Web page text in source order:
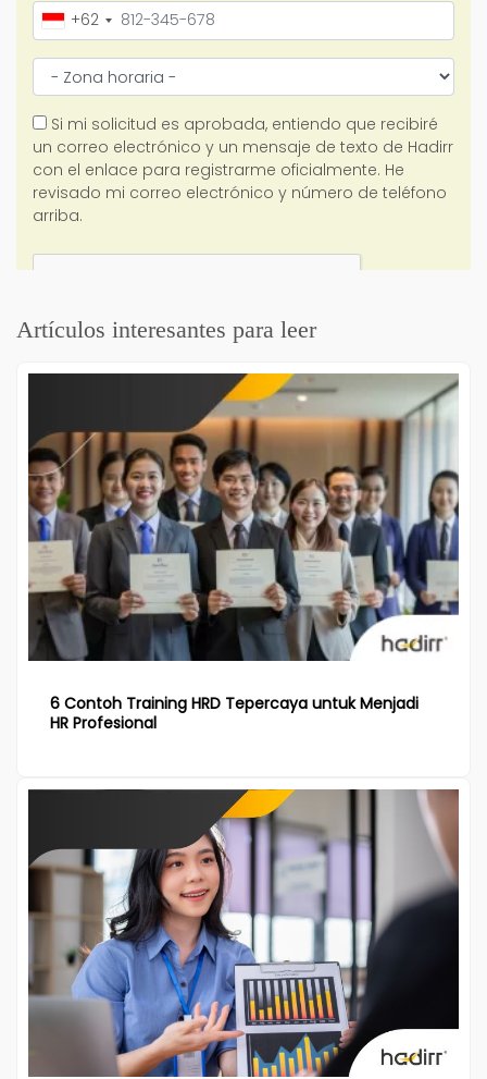
Artículos interesantes para leer
6 Contoh Training HRD Tepercaya untuk Menjadi
HR Profesional